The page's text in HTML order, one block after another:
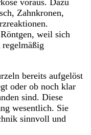
Zahnkronen,
weil sich
regelmäßig
bereits aufgelöst
oder ob noch klar
sind. Diese
wesentlich. Sie
sinnvoll und